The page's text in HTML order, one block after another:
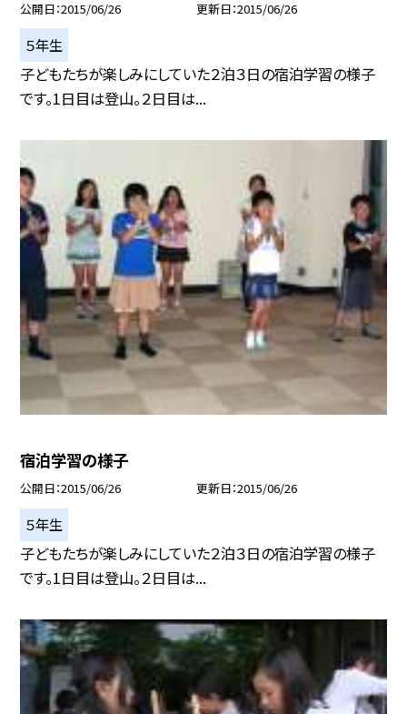
公開日 2015/06/26 更新日 2015/06/26
５年生
子どもたちが楽しみにしていた２泊３日の宿泊学習の様子
です。1日目は登山。２日目は...
宿泊学習の様子
公開日 2015/06/26 更新日 2015/06/26
５年生
子どもたちが楽しみにしていた２泊３日の宿泊学習の様子
です。1日目は登山。２日目は...